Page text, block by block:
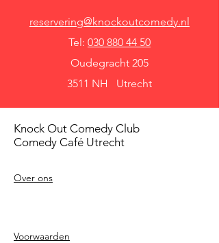
reservering@knockoutcomedy.nl
Tel: 030 880 44 50
Oudegracht 205
3511 NH Utrecht
Knock Out Comedy Club
Comedy Café Utrecht
Over ons
Voorwaarden